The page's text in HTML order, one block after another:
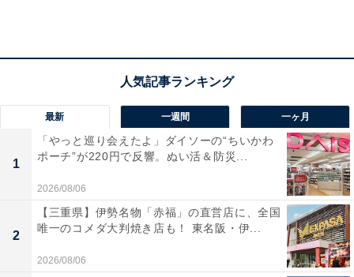
社長付きの秘書という仕事柄パーティーに出席する機会
ドレスやバッグをいくつか所有していました。そのこと
を友人も知っていたのですが、おめでたい席だから……
と葉月さんは指定されたアイテムを貸し、結婚披露パー
ティーは無事に終了しました。
けれども、それから1か月経っても2か月経っても一向に
返してくれる気配はなく、結婚前まで毎日のようにあっ
最新 一週間 一ヶ月
1
「やっと巡り会えたよ」ダイソーの“ちいかわ
ポーチ”が220円で反響。ぬい活＆防災...
2026/08/06
2
【三重県】伊勢名物「赤福」の直営店に、全国
唯一のコメダ大判焼き店も！ 東名阪・伊...
2026/08/06